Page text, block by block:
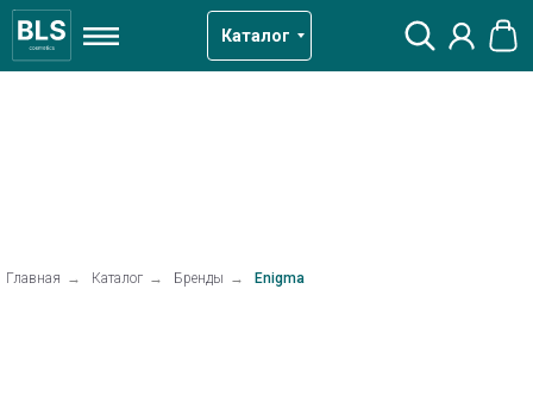
Каталог
Главная → Каталог → Бренды → Enigma